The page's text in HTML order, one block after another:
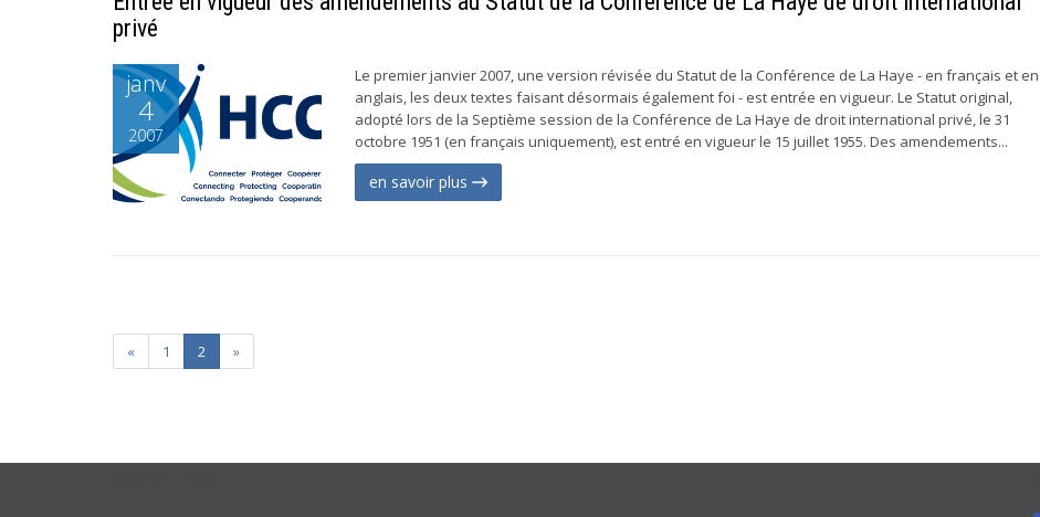
privé
janv
4
2007
Le premier janvier 2007, une version révisée du Statut de la Conférence de La Haye - en français et en
anglais, les deux textes faisant désormais également foi - est entrée en vigueur. Le Statut original,
adopté lors de la Septième session de la Conférence de La Haye de droit international privé, le 31
octobre 1951 (en français uniquement), est entré en vigueur le 15 juillet 1955. Des amendements...
en savoir plus
« 1 2 »